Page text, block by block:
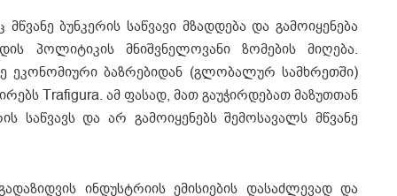
ბუნკერის საწვავი მზადდება და გამოიყენება
პოლიტიკის მნიშვნელოვანი ზომების მიღება.
ეკონომიური ბაზრებიდან (გლობალურ სამხრეთში)
Trafigura. ამ ფასად, მათ გაუჭირდებათ მაზუთთან
საწვავს და არ გამოიყენებს შემოსავალს მწვანე
ინდუსტრიის ემისიების დასაძლევად და